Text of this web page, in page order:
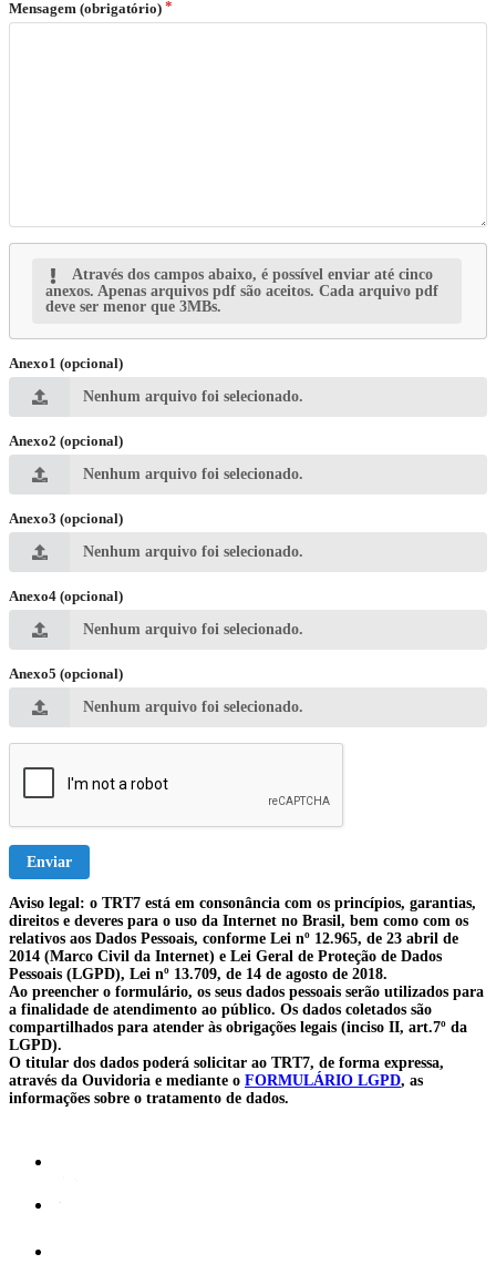
Mensagem (obrigatório)
Através dos campos abaixo, é possível enviar até cinco
anexos. Apenas arquivos pdf são aceitos. Cada arquivo pdf
deve ser menor que 3MBs.
Anexo1 (opcional)
Nenhum arquivo foi selecionado.
Anexo2 (opcional)
Nenhum arquivo foi selecionado.
Anexo3 (opcional)
Nenhum arquivo foi selecionado.
Anexo4 (opcional)
Nenhum arquivo foi selecionado.
Anexo5 (opcional)
Nenhum arquivo foi selecionado.
Enviar
Aviso legal: o TRT7 está em consonância com os princípios, garantias,
direitos e deveres para o uso da Internet no Brasil, bem como com os
relativos aos Dados Pessoais, conforme Lei nº 12.965, de 23 abril de
2014 (Marco Civil da Internet) e Lei Geral de Proteção de Dados
Pessoais (LGPD), Lei nº 13.709, de 14 de agosto de 2018.
Ao preencher o formulário, os seus dados pessoais serão utilizados para
a finalidade de atendimento ao público. Os dados coletados são
compartilhados para atender às obrigações legais (inciso II, art.7º da
LGPD).
O titular dos dados poderá solicitar ao TRT7, de forma expressa,
através da Ouvidoria e mediante o FORMULÁRIO LGPD, as
informações sobre o tratamento de dados.